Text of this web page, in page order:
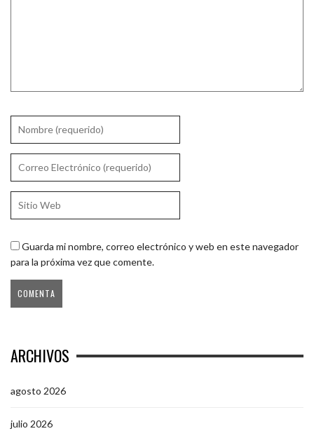
Guarda mi nombre, correo electrónico y web en este navegador
para la próxima vez que comente.
ARCHIVOS
agosto 2026
julio 2026